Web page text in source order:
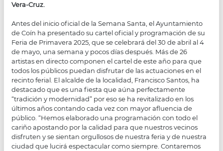
Vera-Cruz.
Antes del inicio oficial de la Semana Santa, el Ayuntamiento
de Coín ha presentado su cartel oficial y programación de su
Feria de Primavera 2025, que se celebrará del 30 de abril al 4
de mayo, una semana y pocos días después. Más de 26
artistas en directo componen el cartel de este año para que
todos los públicos puedan disfrutar de las actuaciones en el
recinto ferial. El alcalde de la localidad, Francisco Santos, ha
destacado que es una fiesta que aúna perfectamente
“tradición y modernidad” por eso se ha revitalizado en los
últimos años contando cada vez con mayor afluencia de
público. “Hemos elaborado una programación con todo el
cariño apostando por la calidad para que nuestros vecinos
disfruten y se sientan orgullosos de nuestra feria y de nuestra
ciudad que lucirá espectacular como siempre. Contaremos